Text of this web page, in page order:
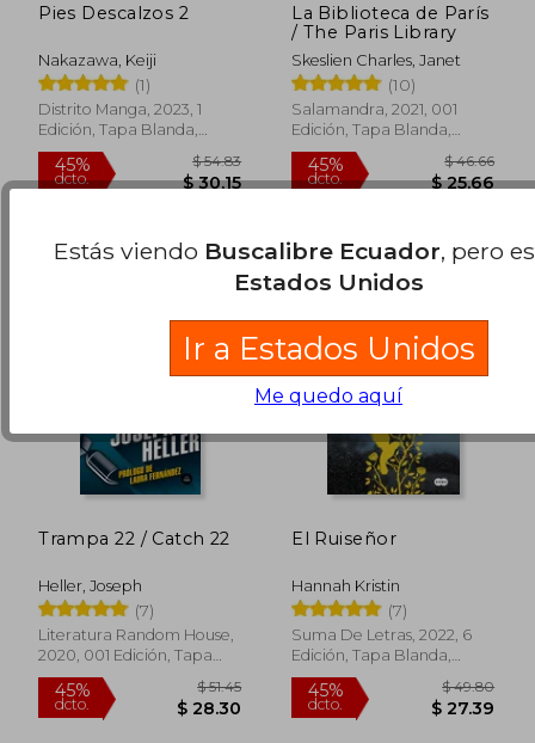
dcto.
45%
dcto.
45%
dcto. $ 16.71
45%
dcto.
Pies Descalzos 2
Nakazawa, Keiji
(1)
Distrito Manga, 2023, 1
Edición, Tapa Blanda,
Nuevo
La Biblioteca de París
/ The Paris Library
Skeslien Charles, Janet
(10)
Salamandra, 2021, 001
Edición, Tapa Blanda,
Nuevo
Trampa 22 / Catch 22
Heller, Joseph
(7)
Literatura Random House,
2020, 001 Edición, Tapa
Blanda, Nuevo
El Ruiseñor
Hannah Kristin
(7)
Suma De Letras, 2022, 6
Edición, Tapa Blanda,
Nuevo
Estás viendo Buscalibre Ecuador, pero
Estados Unidos
Ir a Estados Unidos
Me quedo aquí